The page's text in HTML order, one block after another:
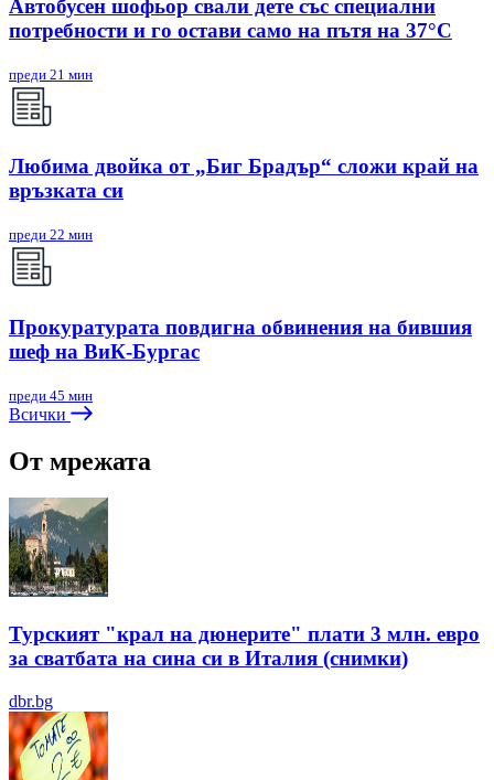
Автобусен шофьор свали дете със специални
потребности и го остави само на пътя на 37°C
преди 21 мин
Любима двойка от „Биг Брадър“ сложи край на
връзката си
преди 22 мин
Прокуратурата повдигна обвинения на бившия
шеф на ВиК-Бургас
преди 45 мин
Всички
От мрежата
Турският "крал на дюнерите" плати 3 млн. евро
за сватбата на сина си в Италия (снимки)
dbr.bg